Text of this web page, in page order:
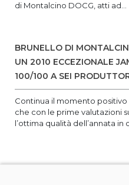
di Montalcino DOCG, atti ad...
BRUNELLO DI
UN 2010 ECCEZIONALE
100/100 A SEI
Continua il momento
che con le prime valutazioni
l’ottima qualità dell’annata in